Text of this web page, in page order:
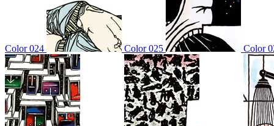
Color 024 Color 025 Color